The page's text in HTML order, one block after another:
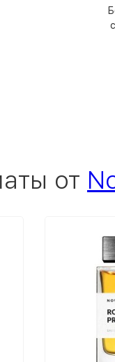
от